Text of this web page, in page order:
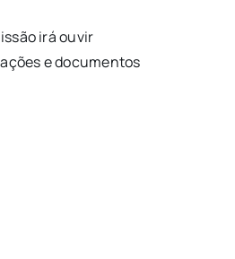
irá ouvir
e documentos